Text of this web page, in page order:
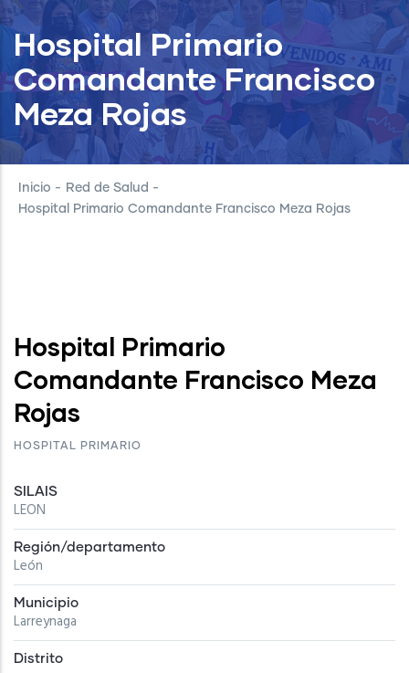
Hospital Primario
Comandante Francisco
Meza Rojas
Inicio - Red de Salud -
Hospital Primario Comandante Francisco Meza Rojas
Hospital Primario
Comandante Francisco Meza
Rojas
HOSPITAL PRIMARIO
SILAIS
LEON
Región/departamento
León
Municipio
Larreynaga
Distrito